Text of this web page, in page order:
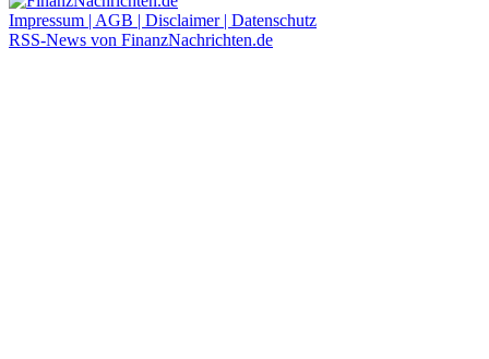
Impressum | AGB | Disclaimer | Datenschutz
RSS-News von FinanzNachrichten.de